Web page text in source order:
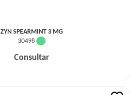
ZYN SPEARMINT 3 MG
30498
Consultar